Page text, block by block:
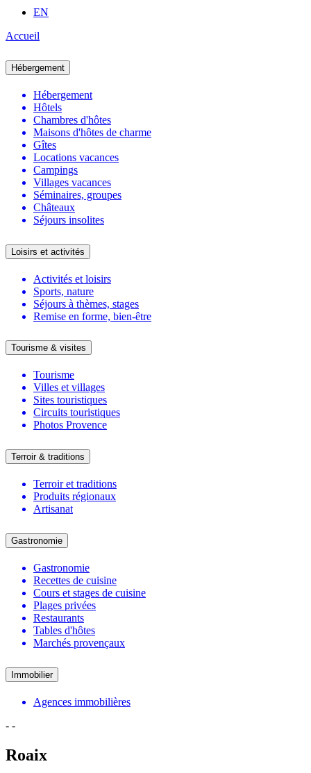
EN
Accueil
Hébergement
Hébergement
Hôtels
Chambres d'hôtes
Maisons d'hôtes de charme
Gîtes
Locations vacances
Campings
Villages vacances
Séminaires, groupes
Châteaux
Séjours insolites
Loisirs et activités
Activités et loisirs
Sports, nature
Séjours à thèmes, stages
Remise en forme, bien-être
Tourisme & visites
Tourisme
Villes et villages
Sites touristiques
Circuits touristiques
Photos Provence
Terroir & traditions
Terroir et traditions
Produits régionaux
Artisanat
Gastronomie
Gastronomie
Recettes de cuisine
Cours et stages de cuisine
Plages privées
Restaurants
Tables d'hôtes
Marchés provençaux
Immobilier
Agences immobilières
- -
Roaix